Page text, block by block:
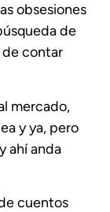
obsesiones
de
de contar
mercado,
y ya, pero
ahí anda
cuentos